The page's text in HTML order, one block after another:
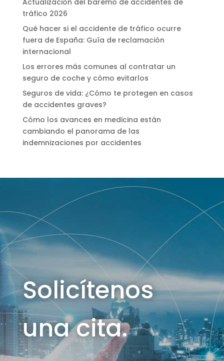
Actualización del baremo de accidentes de
tráfico 2026
Qué hacer si el accidente de tráfico ocurre
fuera de España: Guía de reclamación
internacional
Los errores más comunes al contratar un
seguro de coche y cómo evitarlos
Seguros de vida: ¿Cómo te protegen en casos
de accidentes graves?
Cómo los avances en medicina están
cambiando el panorama de las
indemnizaciones por accidentes
Solicítenos
una cita.